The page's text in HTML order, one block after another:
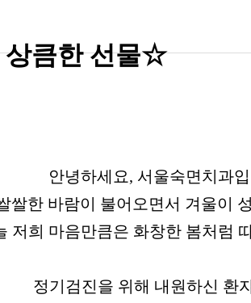
상큼한 선물☆
안녕하세요, 서울숙면치과
쌀한 바람이 불어오면서 겨울이
저희 마음만큼은 화창한 봄처럼
정기검진을 위해 내원하신 환